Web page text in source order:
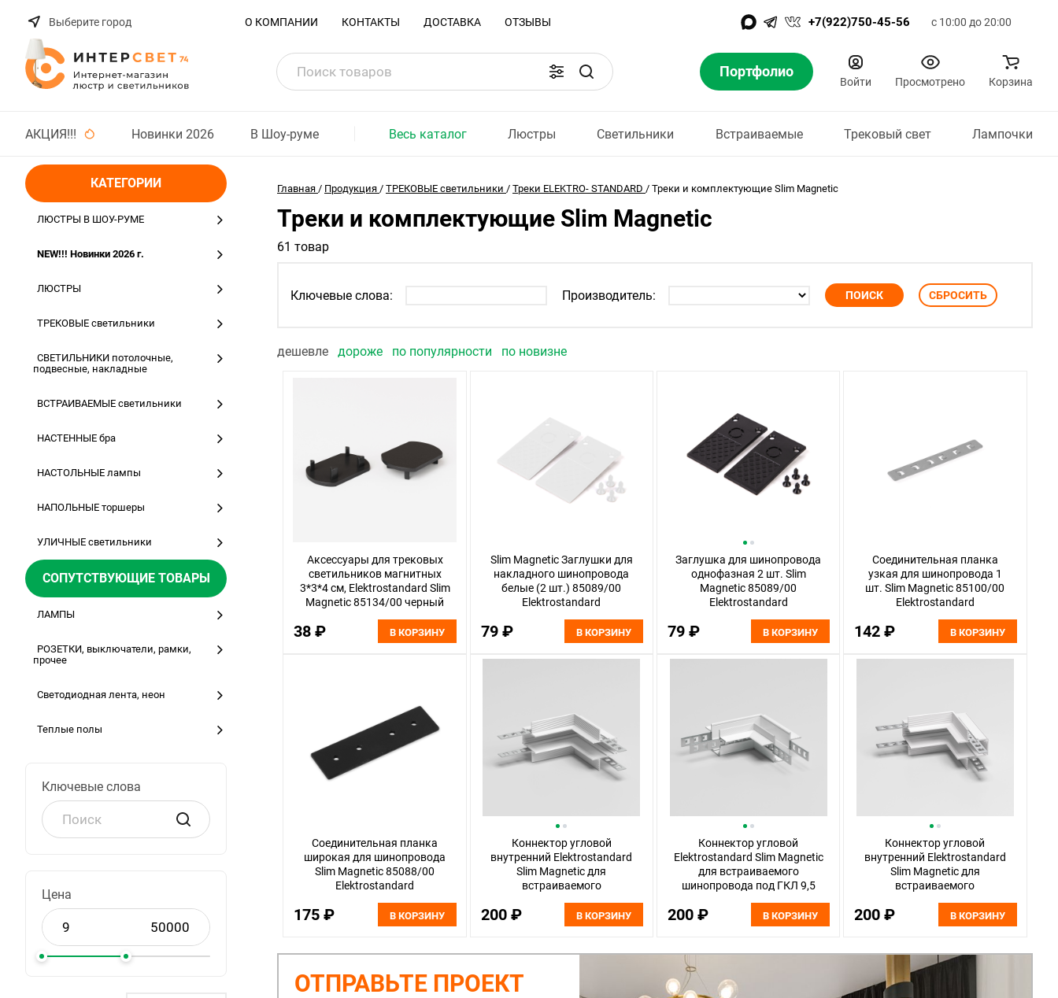
Выберите город О КОМПАНИИ КОНТАКТЫ ДОСТАВКА ОТЗЫВЫ +7(922)750-45-56 с 10:00 до 20:00
Портфолио
Войти Просмотрено Корзина
АКЦИЯ!!! Новинки 2026 В Шоу-руме Весь каталог Люстры Светильники Встраиваемые Трековый свет Лампочки
КАТЕГОРИИ
ЛЮСТРЫ В ШОУ-РУМЕ
NEW!!! Новинки 2026 г.
ЛЮСТРЫ
ТРЕКОВЫЕ светильники
СВЕТИЛЬНИКИ потолочные,
подвесные, накладные
ВСТРАИВАЕМЫЕ светильники
НАСТЕННЫЕ бра
НАСТОЛЬНЫЕ лампы
НАПОЛЬНЫЕ торшеры
УЛИЧНЫЕ светильники
СОПУТСТВУЮЩИЕ ТОВАРЫ
ЛАМПЫ
РОЗЕТКИ, выключатели, рамки,
прочее
Светодиодная лента, неон
Теплые полы
Ключевые слова
Цена
Главная / Продукция / ТРЕКОВЫЕ светильники / Треки ELEKTRO- STANDARD / Треки и комплектующие Slim Magnetic
Треки и комплектующие Slim Magnetic
61 товар
Ключевые слова: Производитель:
дешевле дороже по популярности по новизне
Аксессуары для трековых
светильников магнитных
3*3*4 см, Elektrostandard Slim
Magnetic 85134/00 черный
38 ₽ В КОРЗИНУ
Slim Magnetic Заглушки для
накладного шинопровода
белые (2 шт.) 85089/00
Elektrostandard
79 ₽ В КОРЗИНУ
Заглушка для шинопровода
однофазная 2 шт. Slim
Magnetic 85089/00
Elektrostandard
79 ₽ В КОРЗИНУ
Соединительная планка
узкая для шинопровода 1
шт. Slim Magnetic 85100/00
Elektrostandard
142 ₽ В КОРЗИНУ
Соединительная планка
широкая для шинопровода
Slim Magnetic 85088/00
Elektrostandard
175 ₽ В КОРЗИНУ
Коннектор угловой
внутренний Elektrostandard
Slim Magnetic для
встраиваемого
85213/00, белый
200 ₽ В КОРЗИНУ
Коннектор угловой
Elektrostandard Slim Magnetic
для встраиваемого
шинопровода под ГКЛ 9,5
200 ₽ В КОРЗИНУ
Коннектор угловой
внутренний Elektrostandard
Slim Magnetic для
встраиваемого
12,5мм 85211/00, белый
200 ₽ В КОРЗИНУ
ОТПРАВЬТЕ ПРОЕКТ